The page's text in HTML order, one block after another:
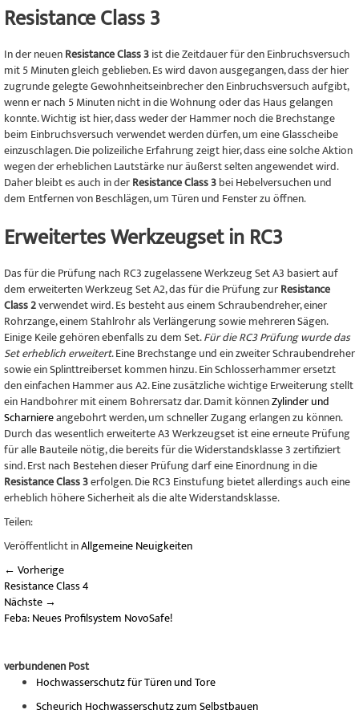
Resistance Class 3
In der neuenResistance Class 3ist die Zeitdauer für den Einbruchsversuch
mit 5 Minuten gleich geblieben. Es wird davon ausgegangen, dass der hier
zugrunde gelegte Gewohnheitseinbrecher den Einbruchsversuch aufgibt,
wenn er nach 5 Minuten nicht in die Wohnung oder das Haus gelangen
konnte. Wichtig ist hier, dass weder der Hammer noch die Brechstange
beim Einbruchsversuch verwendet werden dürfen, um eine Glasscheibe
einzuschlagen. Die polizeiliche Erfahrung zeigt hier, dass eine solche Aktion
wegen der erheblichen Lautstärke nur äußerst selten angewendet wird.
Daher bleibt es auch in derResistance Class 3bei Hebelversuchen und
dem Entfernen von Beschlägen, um Türen und Fenster zu öffnen.
Erweitertes Werkzeugset in RC3
Das für die Prüfung nach RC3 zugelassene Werkzeug Set A3 basiert auf
dem erweiterten Werkzeug Set A2, das für die Prüfung zurResistance
Class 2verwendet wird. Es besteht aus einem Schraubendreher, einer
Rohrzange, einem Stahlrohr als Verlängerung sowie mehreren Sägen.
Einige Keile gehören ebenfalls zu dem Set.Für die RC3 Prüfung wurde das
Set erheblich erweitert. Eine Brechstange und ein zweiter Schraubendreher
sowie ein Splinttreiberset kommen hinzu. Ein Schlosserhammer ersetzt
den einfachen Hammer aus A2. Eine zusätzliche wichtige Erweiterung stellt
ein Handbohrer mit einem Bohrersatz dar. Damit könnenZylinder und
Scharniereangebohrt werden, um schneller Zugang erlangen zu können.
Durch das wesentlich erweiterte A3 Werkzeugset ist eine erneute Prüfung
für alle Bauteile nötig, die bereits für die Widerstandsklasse 3 zertifiziert
sind. Erst nach Bestehen dieser Prüfung darf eine Einordnung in die
Resistance Class 3erfolgen. Die RC3 Einstufung bietet allerdings auch eine
erheblich höhere Sicherheit als die alte Widerstandsklasse.
Teilen:
Veröffentlicht inAllgemeine Neuigkeiten
← Vorherige
Resistance Class 4
Nächste →
Feba: Neues Profilsystem NovoSafe!
verbundenen Post
Hochwasserschutz für Türen und Tore
Scheurich Hochwasserschutz zum Selbstbauen